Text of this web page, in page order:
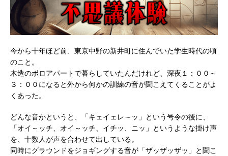
今から十年ほど前、東京中野の新井町に住んでいた学生時代の頃
のこと。
木造のボロアパートで暮らしていたんだけれど、深夜１：００～
３：００になると外から何かの訓練の音が聞こえてくることがよ
くあった。
どんな音かというと、「キェイェレ～ッ」という号令の後に、
「オイ～ッチ、オイ～ッチ、イチッ、ニッ」というような掛け声
を、十数人が声を合わせて出している。
同時にグラウンドをジョギングする音が「ザッザッザッ」と聞こ